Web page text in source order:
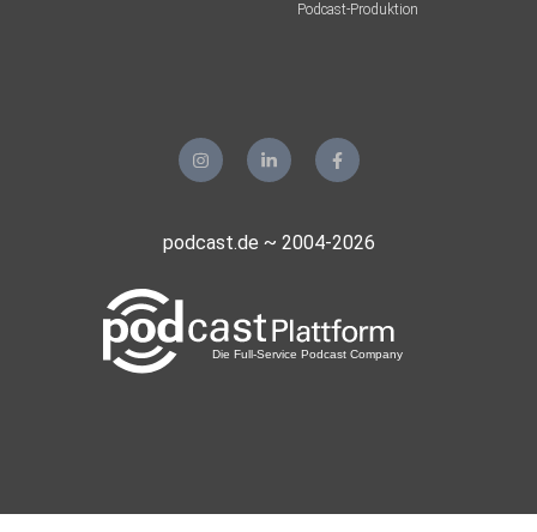
Podcast-Produktion
podcast.de ~ 2004-2026